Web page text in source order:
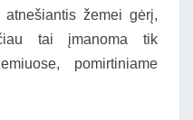
žemei gėrį,
tai įmanoma tik
pomirtiniame